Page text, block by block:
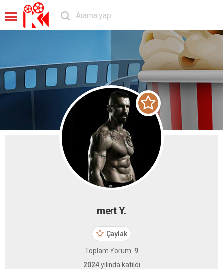
mert Y.
Çaylak
Toplam Yorum: 9
2024yılında katıldı